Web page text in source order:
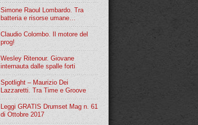
Simone Raoul Lombardo. Tra
batteria e risorse umane…
Claudio Colombo. Il motore del
prog!
Wesley Ritenour. Giovane
internauta dalle spalle forti
Spotlight – Maurizio Dei
Lazzaretti. Tra Time e Groove
Leggi GRATIS Drumset Mag n. 61
di Ottobre 2017